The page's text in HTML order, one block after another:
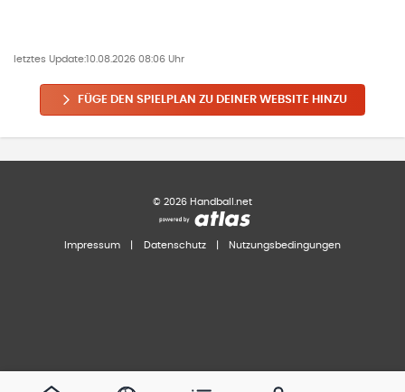
letztes Update:10.08.2026 08:06 Uhr
FÜGE DEN SPIELPLAN ZU DEINER WEBSITE HINZU
© 2026 Handball.net
Impressum Datenschutz Nutzungsbedingungen